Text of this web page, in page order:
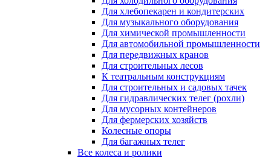
Для хлебопекарен и кондитерских
Для музыкального оборудования
Для химической промышленности
Для автомобильной промышленности
Для передвижных кранов
Для строительных лесов
К театральным конструкциям
Для строительных и садовых тачек
Для гидравлических телег (рохли)
Для мусорных контейнеров
Для фермерских хозяйств
Колесные опоры
Для багажных телег
Все колеса и ролики